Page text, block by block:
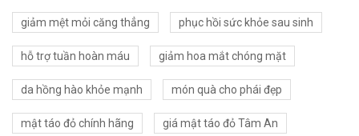
giảm mệt mỏi căng thẳng phục hồi sức khỏe sau sinh
hỗ trợ tuần hoàn máu giảm hoa mắt chóng mặt
da hồng hào khỏe mạnh món quà cho phái đẹp
mật táo đỏ chính hãng giá mật táo đỏ Tâm An